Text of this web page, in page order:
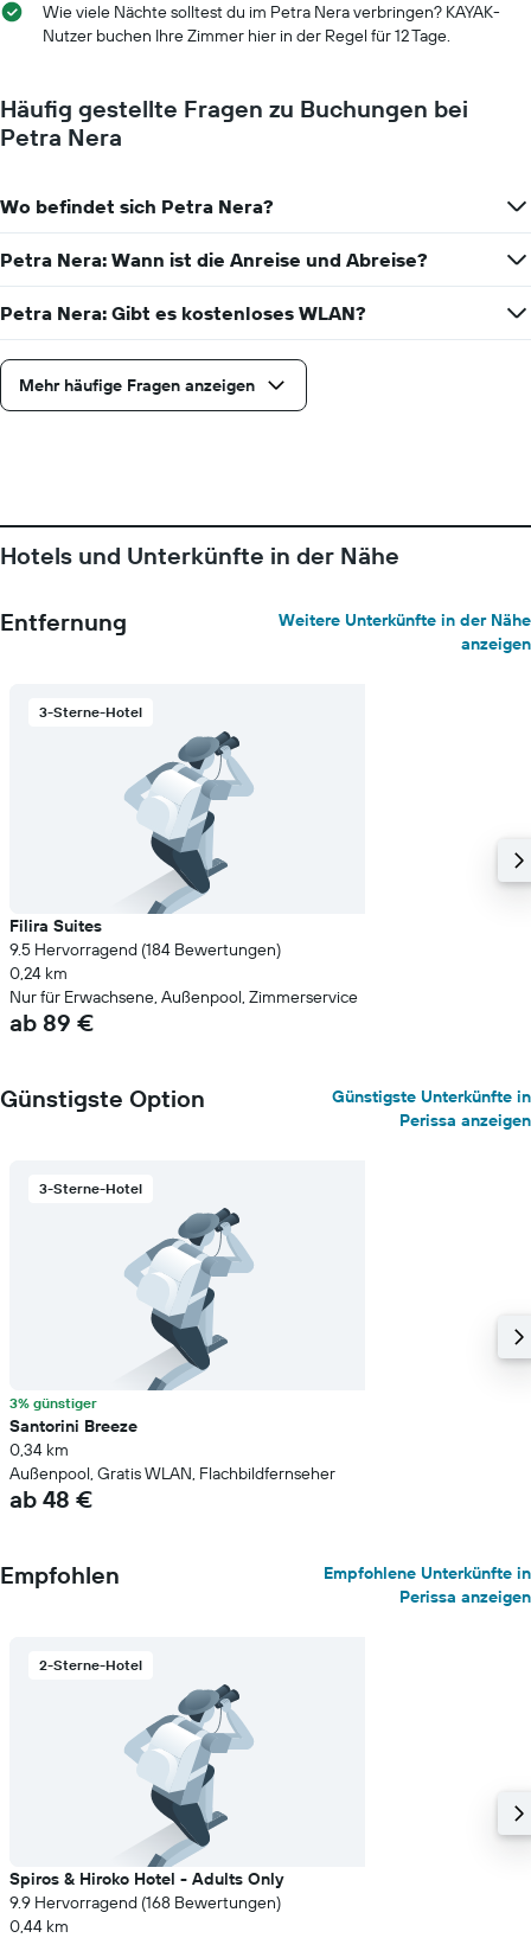
die
die
Das
Diagramm
hat
Achse,
die
den
durchschnittlichen
Zimmerpreis
anzeigt.
Wie viele Nächte solltest du im Petra Nera verbringen? KAYAK-
Nutzer buchen Ihre Zimmer hier in der Regel für 12 Tage.
Häufig gestellte Fragen zu Buchungen bei
Petra Nera
Wo befindet sich Petra Nera?
Petra Nera: Wann ist die Anreise und Abreise?
Petra Nera: Gibt es kostenloses WLAN?
Mehr häufige Fragen anzeigen
Hotels und Unterkünfte in der Nähe
Entfernung
Weitere Unterkünfte in der Nähe
anzeigen
3-Sterne-Hotel
Filira Suites
9.5 Hervorragend (184 Bewertungen)
0,24 km
Nur für Erwachsene, Außenpool, Zimmerservice
ab 89 €
Günstigste Option
Günstigste Unterkünfte in
Perissa anzeigen
3-Sterne-Hotel
3% günstiger
Santorini Breeze
0,34 km
Außenpool, Gratis WLAN, Flachbildfernseher
ab 48 €
Empfohlen
Empfohlene Unterkünfte in
Perissa anzeigen
2-Sterne-Hotel
Spiros & Hiroko Hotel - Adults Only
9.9 Hervorragend (168 Bewertungen)
0,44 km